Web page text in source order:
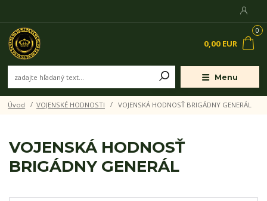
Menu
0
0,00 EUR
Úvod VOJENSKÉ HODNOSTI VOJENSKÁ HODNOSŤ BRIGÁDNY GENERÁL
VOJENSKÁ HODNOSŤ
BRIGÁDNY GENERÁL